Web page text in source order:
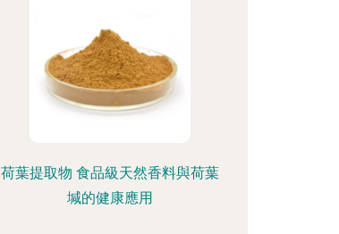
荷葉提取物 食品級天然香料與荷葉
堿的健康應用